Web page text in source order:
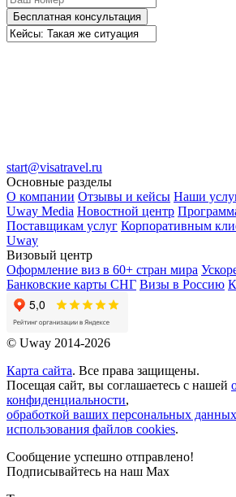
Бесплатная консультация
start@visatravel.ru
Основные разделы
О компании Отзывы и кейсы Наши
Uway Media Новостной центр
Поставщикам услуг Корпоративным
Uway
Визовый центр
Оформление виз в 60+ стран мира
Банковские карты СНГ Визы в Россию
© Uway 2014-2026
Карта сайта. Все права защищены.
Посещая сайт, вы соглашаетесь с нашей
конфиденциальности,
обработкой ваших персональных данных
использования файлов cookies.
Сообщение успешно отправлено!
Подписывайтесь на наш Max